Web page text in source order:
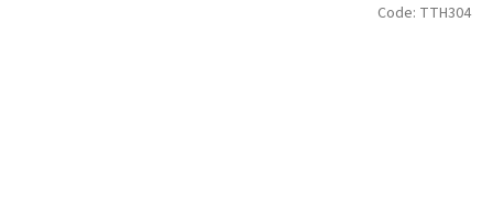
Code: TTH304